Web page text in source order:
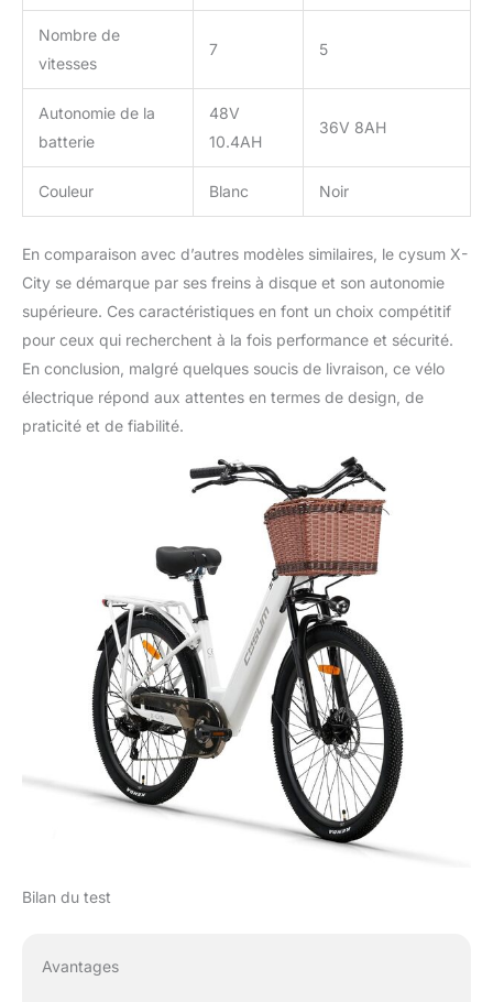
Nombre de
vitesses
7 5
Autonomie de la
batterie
48V
10.4AH
36V 8AH
Couleur Blanc Noir
En comparaison avec d’autres modèles similaires, le cysum X-
City se démarque par ses freins à disque et son autonomie
supérieure. Ces caractéristiques en font un choix compétitif
pour ceux qui recherchent à la fois performance et sécurité.
En conclusion, malgré quelques soucis de livraison, ce vélo
électrique répond aux attentes en termes de design, de
praticité et de fiabilité.
Bilan du test
Avantages